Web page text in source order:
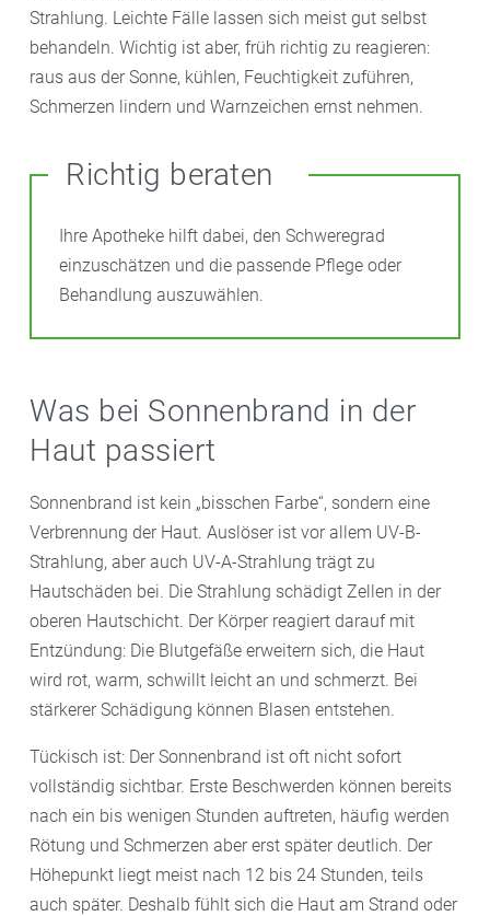
Strahlung. Leichte Fälle lassen sich meist gut selbst
behandeln. Wichtig ist aber, früh richtig zu reagieren:
raus aus der Sonne, kühlen, Feuchtigkeit zuführen,
Schmerzen lindern und Warnzeichen ernst nehmen.
Richtig beraten
Ihre Apotheke hilft dabei, den Schweregrad
einzuschätzen und die passende Pflege oder
Behandlung auszuwählen.
Was bei Sonnenbrand in der
Haut passiert
Sonnenbrand ist kein „bisschen Farbe“, sondern eine
Verbrennung der Haut. Auslöser ist vor allem UV-B-
Strahlung, aber auch UV-A-Strahlung trägt zu
Hautschäden bei. Die Strahlung schädigt Zellen in der
oberen Hautschicht. Der Körper reagiert darauf mit
Entzündung: Die Blutgefäße erweitern sich, die Haut
wird rot, warm, schwillt leicht an und schmerzt. Bei
stärkerer Schädigung können Blasen entstehen.
Tückisch ist: Der Sonnenbrand ist oft nicht sofort
vollständig sichtbar. Erste Beschwerden können bereits
nach ein bis wenigen Stunden auftreten, häufig werden
Rötung und Schmerzen aber erst später deutlich. Der
Höhepunkt liegt meist nach 12 bis 24 Stunden, teils
auch später. Deshalb fühlt sich die Haut am Strand oder